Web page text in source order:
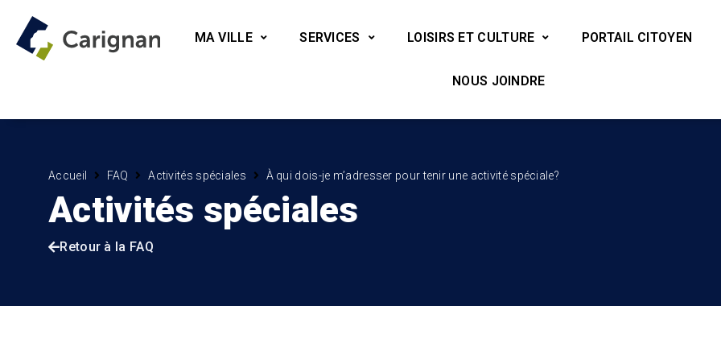
MA VILLE SERVICES LOISIRS ET CULTURE PORTAIL CITOYEN
NOUS JOINDRE
Accueil FAQ Activités spéciales À qui dois-je m’adresser pour tenir une activité spéciale?
Activités spéciales
Retour à la FAQ